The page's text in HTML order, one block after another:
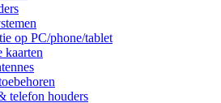
op PC/phone/tablet
kaarten
telefon houders